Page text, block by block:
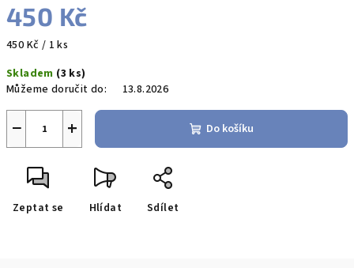
450 Kč
Měrná
450 Kč / 1 ks
Skladem (3 ks)
Můžeme doručit do:
13.8.2026
+
− Do košíku
Zeptat se Hlídat Sdílet